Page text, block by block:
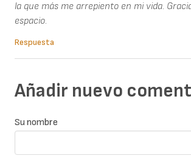
la que más me arrepiento en mi vida.
espacio.
Respuesta
Añadir nuevo
Su nombre